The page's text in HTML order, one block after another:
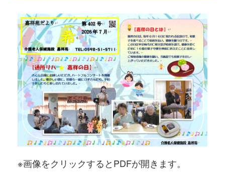
※画像をクリックするとPDFが開きます。